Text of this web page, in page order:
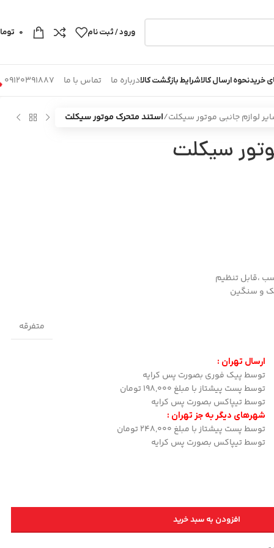
ورود / ثبت نام 0
خریدنحوه ارسال کالاشرایط بازگشت کالادرباره ما تماس با ما 09120391887
لوازم جانبی موتور سیکلت/استند متحرک موتور سیکلت
سیکلت
،قابل تنظیم
و سنگین
متفرقه
ارسال تهران :
توسط پیک فوری بصورت پس کرایه
توسط پست پیشتاز با مبلغ 198,000 تومان
توسط تیپاکس بصورت پس کرایه
شهرهای دیگر به جز تهران :
توسط پست پیشتاز با مبلغ 248,000 تومان
توسط تیپاکس بصورت پس کرایه
افزودن به سبد خرید